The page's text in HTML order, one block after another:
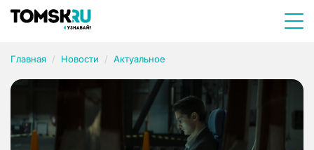
Главная Новости Актуальное